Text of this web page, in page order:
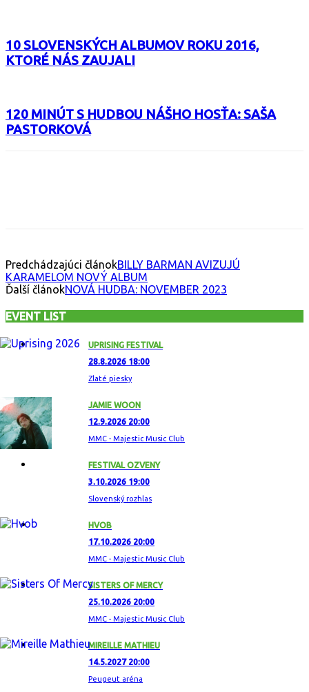
10 SLOVENSKÝCH ALBUMOV ROKU 2016,
KTORÉ NÁS ZAUJALI
120 MINÚT S HUDBOU NÁŠHO HOSŤA: SAŠA
PASTORKOVÁ
Predchádzajúci článokBILLY BARMAN AVIZUJÚ
KARAMELOM NOVÝ ALBUM
Ďalší článokNOVÁ HUDBA: NOVEMBER 2023
EVENT LIST
UPRISING FESTIVAL
28.8.2026 18:00
Zlaté piesky
JAMIE WOON
12.9.2026 20:00
MMC - Majestic Music Club
FESTIVAL OZVENY
3.10.2026 19:00
Slovenský rozhlas
HVOB
17.10.2026 20:00
MMC - Majestic Music Club
SISTERS OF MERCY
25.10.2026 20:00
MMC - Majestic Music Club
MIREILLE MATHIEU
14.5.2027 20:00
Peugeut aréna